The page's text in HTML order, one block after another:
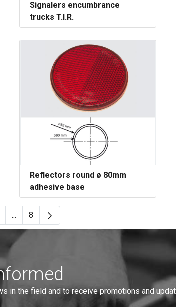
Signalers encumbrance
trucks T.I.R.
Reflectors round ø 80mm
adhesive base
...Intermediate Pages Use TAB to navigate.
Page
8
in the field and to receive promotions and